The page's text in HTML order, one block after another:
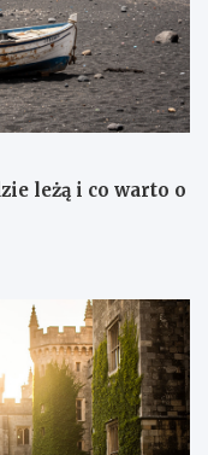
leżą i co warto o